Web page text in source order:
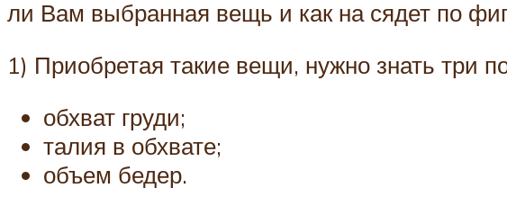
ли Вам выбранная вещь и как на сядет по
1) Приобретая такие вещи, нужно знать три
обхват груди;
талия в обхвате;
объем бедер.